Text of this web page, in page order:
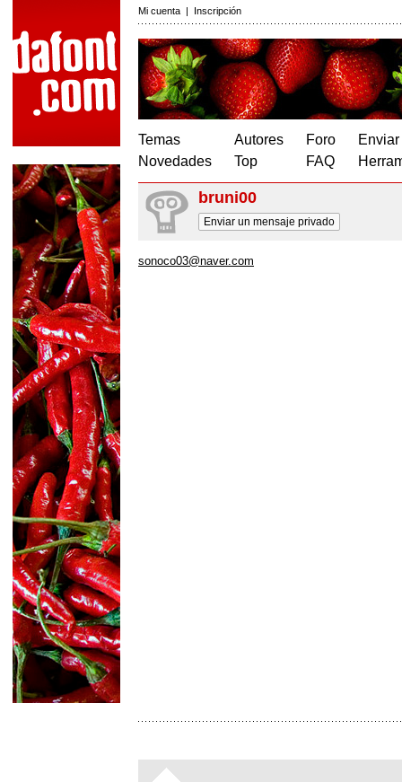
Mi cuenta | Inscripción
Temas
Novedades
Autores
Top
Foro
FAQ
bruni00
Enviar un mensaje privado
sonoco03@naver.com